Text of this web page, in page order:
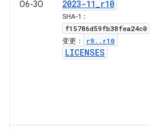
06-30 2023-11_r10
SHA-1：
f15786d59fb38fea24c0
变更： r9 . . r10
LICENSES